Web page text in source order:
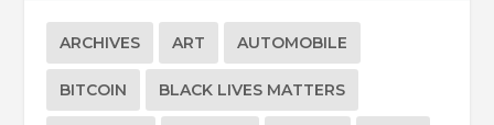
ARCHIVES ART AUTOMOBILE
BITCOIN BLACK LIVES MATTERS